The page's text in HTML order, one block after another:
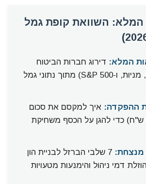
המלא: השוואת קופת גמל
המלא: דירוג חברות הביטוח
המובילות (כללי, מניות, ו-S&P 500) מתוך נתוני גמל
ההפקדה: איך למקסם את סכום
הפטור (83,641 ש"ח) כדי להגן על הכסף משחיקת
מנצחת:
7 שלבי הברזל לבניית הון
דמי ניהול והימנעות מטעויות